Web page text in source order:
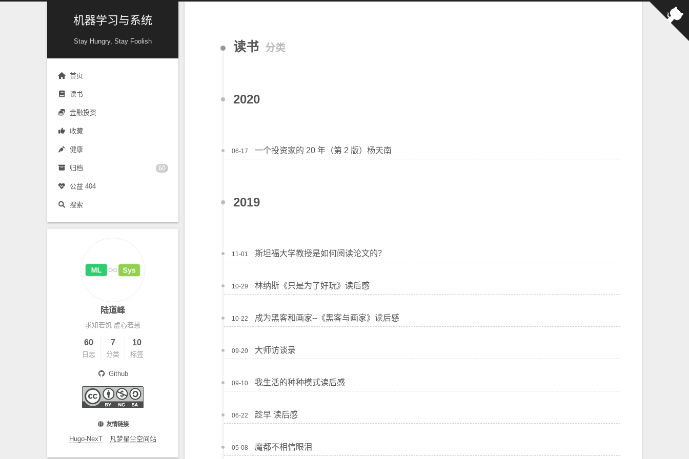
机器学习与系统
Stay Hungry, Stay Foolish
首页
读书
金融投资
收藏
健康
归档 60
公益 404
搜索
陆道峰
求知若饥 虚心若愚
60
日志
7
分类
10
标签
Github
友情链接
Hugo-NexT 凡梦星尘空间站
读书 分类
2020
06-17 一个投资家的 20 年（第 2 版）杨天南
2019
11-01 斯坦福大学教授是如何阅读论文的？
10-29 林纳斯《只是为了好玩》读后感
10-22 成为黑客和画家--《黑客与画家》读后感
09-20 大师访谈录
09-10 我生活的种种模式读后感
06-22 趁早 读后感
05-08 魔都不相信眼泪